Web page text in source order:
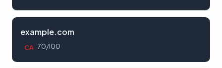
example.com
CA 70/100